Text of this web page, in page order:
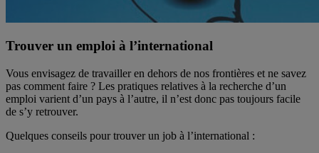
Trouver un emploi à l’international
Vous envisagez de travailler en dehors de nos frontières et ne savez
pas comment faire ? Les pratiques relatives à la recherche d’un
emploi varient d’un pays à l’autre, il n’est donc pas toujours facile
de s’y retrouver.
Quelques conseils pour trouver un job à l’international :